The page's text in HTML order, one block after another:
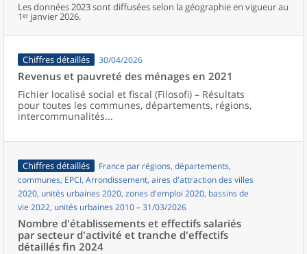
Les données 2023 sont diffusées selon la géographie en vigueur au
1ᵉʳ janvier 2026.
Chiffres détaillés 30/04/2026
Revenus et pauvreté des ménages en 2021
Fichier localisé social et fiscal (Filosofi) – Résultats
pour toutes les communes, départements, régions,
intercommunalités...
Chiffres détaillés
France par régions, départements,
communes, EPCI, Arrondissement, aires d'attraction des villes
2020, unités urbaines 2020, zones d'emploi 2020, bassins de
vie 2022, unités urbaines 2010 – 31/03/2026
Nombre d'établissements et effectifs salariés
par secteur d'activité et tranche d'effectifs
détaillés fin 2024